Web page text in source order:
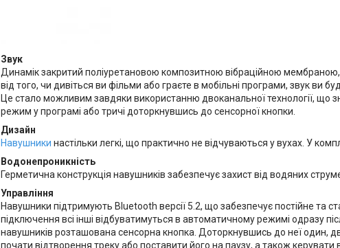
Звук
Динамік закритий поліуретановою композитною вібраційною
від того, чи дивіться ви фільми або граєте в мобільні програми, звук ви
Це стало можливим завдяки використанню двоканальної технології,
режим у програмі або тричі доторкнувшись до сенсорної кнопки.
Дизайн
Навушники настільки легкі, що практично не відчуваються у вухах. У
Водонепроникність
Герметична конструкція навушників забезпечує захист від водяних
Управління
Навушники підтримують Bluetooth версії 5.2, що забезпечує постійне та
підключення всі інші відбуватимуться в автоматичному режимі одразу
навушників розташована сенсорна кнопка. Доторкнувшись до неї один,
почати відтворення треку або поставити його на паузу, а також